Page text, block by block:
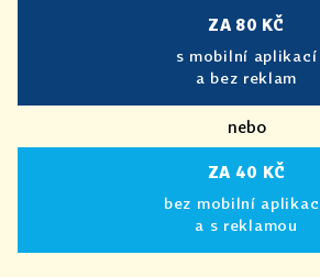
ZA 80 KČ
s mobilní aplikací
a bez reklam
nebo
ZA 40 KČ
bez mobilní
a s reklamou